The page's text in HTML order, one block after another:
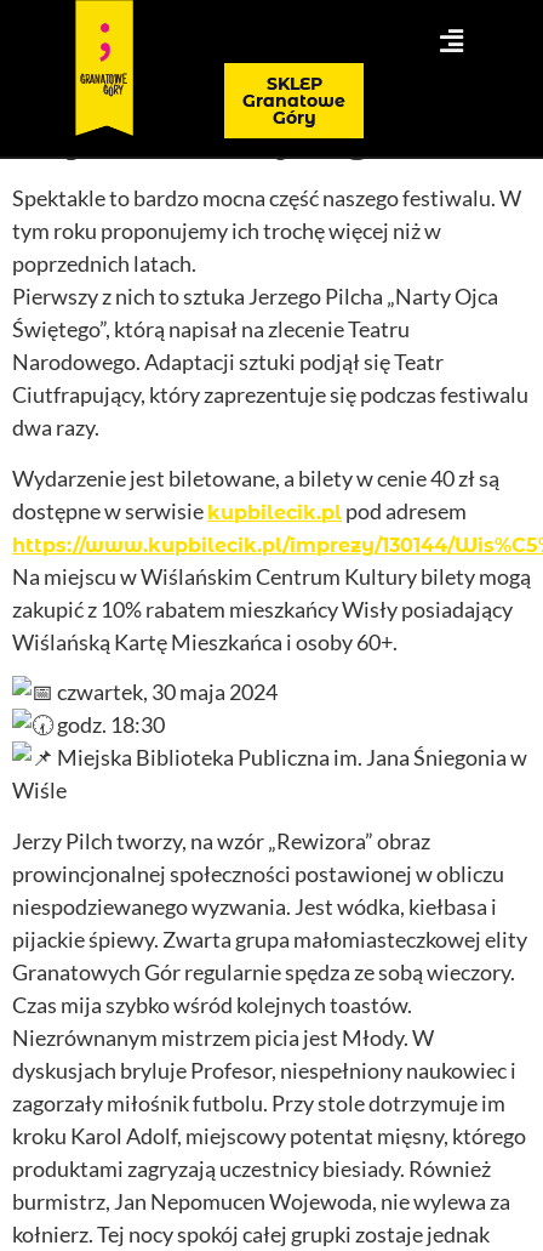
SKLEP
Granatowe
Góry
Spektakl „Narty
Ojca Świętego”
Spektakle to bardzo mocna część naszego festiwalu. W
tym roku proponujemy ich trochę więcej niż w
poprzednich latach.
Pierwszy z nich to sztuka Jerzego Pilcha „Narty Ojca
Świętego”, którą napisał na zlecenie Teatru
Narodowego. Adaptacji sztuki podjął się Teatr
Ciutfrapujący, który zaprezentuje się podczas festiwalu
dwa razy.
Wydarzenie jest biletowane, a bilety w cenie 40 zł są
dostępne w serwisie kupbilecik.pl pod adresem
https://www.kupbilecik.pl/imprezy/130144/
Na miejscu w Wiślańskim Centrum Kultury bilety mogą
zakupić z 10% rabatem mieszkańcy Wisły posiadający
Wiślańską Kartę Mieszkańca i osoby 60+.
czwartek, 30 maja 2024
godz. 18:30
Miejska Biblioteka Publiczna im. Jana Śniegonia w
Wiśle
Jerzy Pilch tworzy, na wzór „Rewizora” obraz
prowincjonalnej społeczności postawionej w obliczu
niespodziewanego wyzwania. Jest wódka, kiełbasa i
pijackie śpiewy. Zwarta grupa małomiasteczkowej elity
Granatowych Gór regularnie spędza ze sobą wieczory.
Czas mija szybko wśród kolejnych toastów.
Niezrównanym mistrzem picia jest Młody. W
dyskusjach bryluje Profesor, niespełniony naukowiec i
zagorzały miłośnik futbolu. Przy stole dotrzymuje im
kroku Karol Adolf, miejscowy potentat mięsny, którego
produktami zagryzają uczestnicy biesiady. Również
burmistrz, Jan Nepomucen Wojewoda, nie wylewa za
kołnierz. Tej nocy spokój całej grupki zostaje jednak